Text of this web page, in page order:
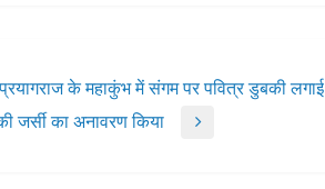
के महाकुंभ में संगम पर पवित्र डुबकी लगाई
जर्सी का अनावरण किया